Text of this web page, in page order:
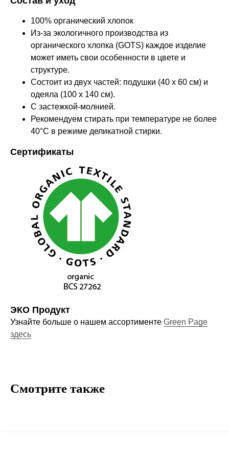
100% органический хлопок
Из-за экологичного производства из
органического хлопка (GOTS) каждое изделие
может иметь свои особенности в цвете и
структуре.
Состоит из двух частей: подушки (40 x 60 см) и
одеяла (100 x 140 см).
С застежкой-молнией.
Рекомендуем стирать при температуре не более
40°C в режиме деликатной стирки.
Сертификаты
ЭКО Продукт
Узнайте больше о нашем ассортименте Green Page
здесь
Смотрите также
Оставайтесь в курсе новостей и
узнавайте первыми о наших
новинках
О нас
Договор-оферта
Политика конфиденциальности